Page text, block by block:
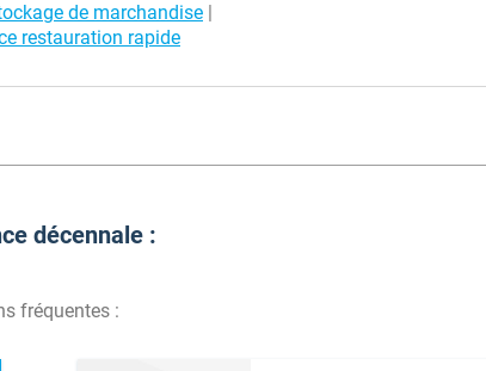
de marchandise |
restauration rapide
décennale :
fréquentes :